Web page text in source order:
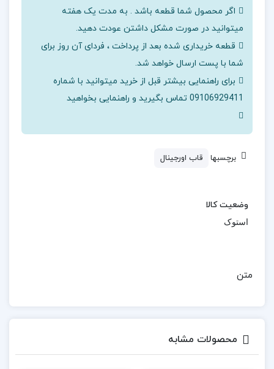
اگر محصول شما قطعه باشد . به مدت یک هفته
میتوانید در صورت مشکل داشتن عودت دهید.
قطعه خریداری شده بعد از پرداخت ، فردای آن روز برای
شما با پست ارسال خواهد شد.
برای راهنمایی بیشتر قبل از خرید میتوانید با شماره
09106929411 تماس بگیرید و راهنمایی بخواهید
برچسبها قاب اورجینال
وضعیت کالا
استوک
متن
محصولات مشابه